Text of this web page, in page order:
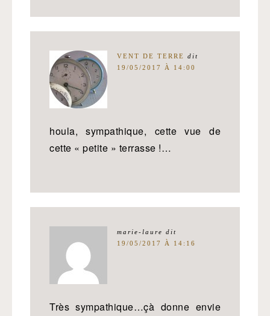
VENT DE TERRE dit
19/05/2017 À 14:00
houla, sympathique, cette vue de
cette « petite » terrasse !…
marie-laure dit
19/05/2017 À 14:16
Très sympathique…çà donne envie